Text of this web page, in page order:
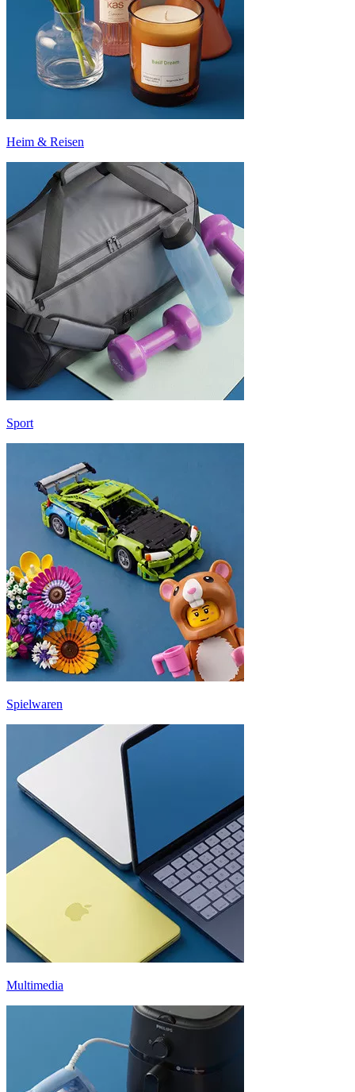
Heim & Reisen
Sport
Spielwaren
Multimedia